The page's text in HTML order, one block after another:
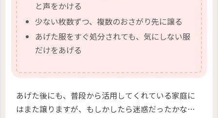
と声をかける
少ない枚数ずつ、複数のおさがり先に譲る
あげた服をすぐ処分されても、気にしない服
だけをあげる
あげた後にも、普段から活用してくれている家庭に
はまた譲りますが、もしかしたら迷惑だったかな…